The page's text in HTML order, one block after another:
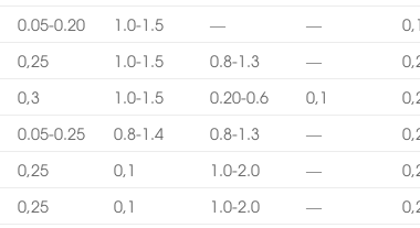
0.05-0.20 1.0-1.5 — — 0,1
0,25 1.0-1.5 0.8-1.3 —
0,3 1.0-1.5 0.20-0.6 0,1
0.05-0.25 0.8-1.4 0.8-1.3 —
0,25 0,1 1.0-2.0 —
0,25 0,1 1.0-2.0 —